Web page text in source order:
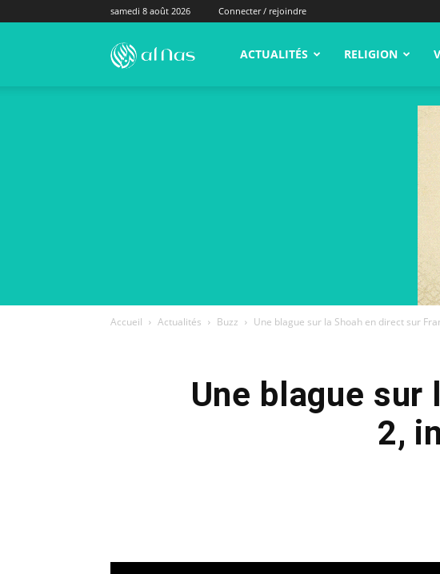
samedi 8 août 2026 Connecter / rejoindre
alNas.fr ACTUALITÉS RELIGION
Accueil Actualités Buzz Une blague sur la Shoah en direct sur
Une blague sur
2,